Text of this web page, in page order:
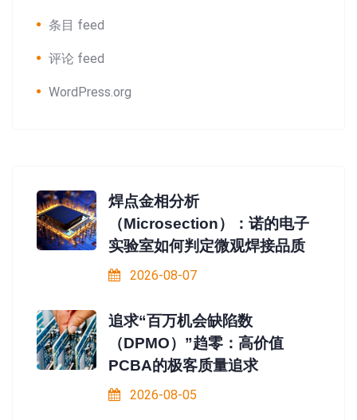
条目 feed
评论 feed
WordPress.org
焊点金相分析
（Microsection）：诺的电子
实验室如何判定微观焊接品质
2026-08-07
追求“百万机会缺陷数
（DPMO）”趋零：高价值
PCBA的极客质量追求
2026-08-05